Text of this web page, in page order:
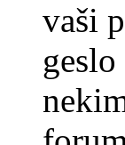
vaši